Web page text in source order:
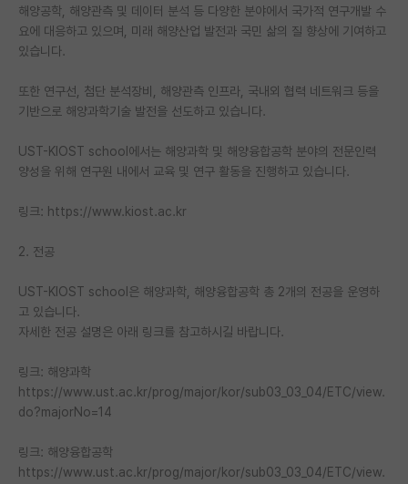
PI 전용 게시판
인문사회 계열 게시판
특수/전문대학원 게시판
반도체/AI 게시판
장학금/장학생 게시판
유학교육
이벤트
반도체 아카데미
재팬라운지 🌸
해양공학, 해양관측 및 데이터 분석 등 다양한 분야에서 국가적 연구개발 수
요에 대응하고 있으며, 미래 해양산업 발전과 국민 삶의 질 향상에 기여하고
있습니다.
또한 연구선, 첨단 분석장비, 해양관측 인프라, 국내외 협력 네트워크 등을
기반으로 해양과학기술 발전을 선도하고 있습니다.
UST-KIOST school에서는 해양과학 및 해양융합공학 분야의 전문인력
양성을 위해 연구원 내에서 교육 및 연구 활동을 진행하고 있습니다.
링크: https://www.kiost.ac.kr
2. 전공
UST-KIOST school은 해양과학, 해양융합공학 총 2개의 전공을 운영하
고 있습니다.
자세한 전공 설명은 아래 링크를 참고하시길 바랍니다.
링크: 해양과학
https://www.ust.ac.kr/prog/major/kor/sub03_03_04/ETC/view.
do?majorNo=14
링크: 해양융합공학
https://www.ust.ac.kr/prog/major/kor/sub03_03_04/ETC/view.